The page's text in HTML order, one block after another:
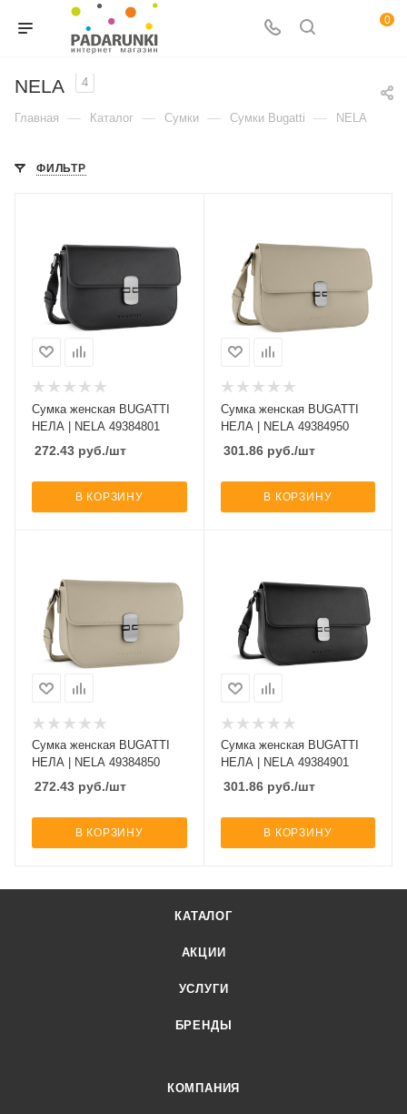
0
NELA 4
Главная — Каталог — Сумки — Сумки Bugatti — NELA
ФИЛЬТР
Сумка женская BUGATTI
НЕЛА | NELA 49384801
272.43 руб./шт
В КОРЗИНУ
Сумка женская BUGATTI
НЕЛА | NELA 49384950
301.86руб./шт
В КОРЗИНУ
Сумка женская BUGATTI
НЕЛА | NELA 49384850
272.43 руб./шт
В КОРЗИНУ
Сумка женская BUGATTI
НЕЛА | NELA 49384901
301.86руб./шт
В КОРЗИНУ
КАТАЛОГ
АКЦИИ
УСЛУГИ
БРЕНДЫ
КОМПАНИЯ